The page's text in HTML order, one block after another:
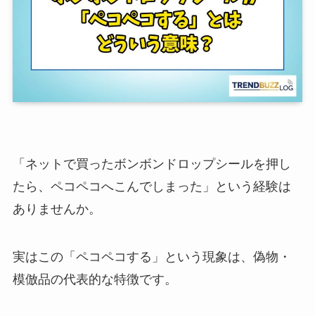
「ネットで買ったボンボンドロップシールを押し
たら、ペコペコへこんでしまった」という経験は
ありませんか。
実はこの「ペコペコする」という現象は、偽物・
模倣品の代表的な特徴です。